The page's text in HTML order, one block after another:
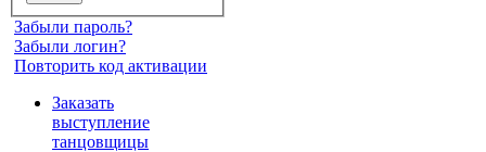
Забыли пароль?
Забыли логин?
Повторить код активации
Заказать
выступление
танцовщицы